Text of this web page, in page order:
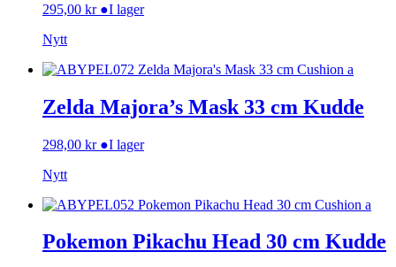
295,00 kr ●I lager
Nytt
Zelda Majora’s Mask 33 cm Kudde
298,00 kr ●I lager
Nytt
Pokemon Pikachu Head 30 cm Kudde